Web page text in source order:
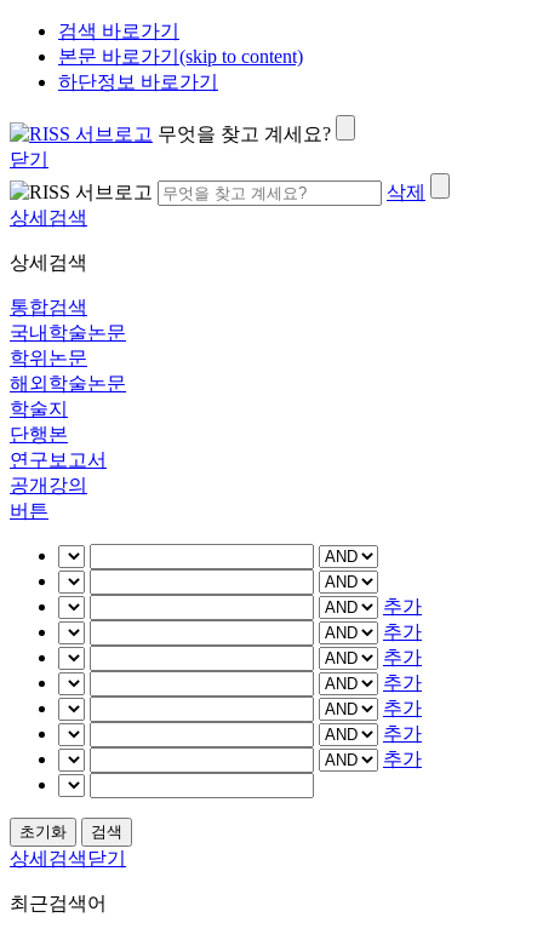
검색 바로가기
본문 바로가기(skip to content)
하단정보 바로가기
무엇을 찾고 계세요?
닫기
삭제
상세검색
상세검색
통합검색
국내학술논문
학위논문
해외학술논문
학술지
단행본
연구보고서
공개강의
버튼
추가
추가
추가
추가
추가
추가
추가
상세검색닫기
최근검색어